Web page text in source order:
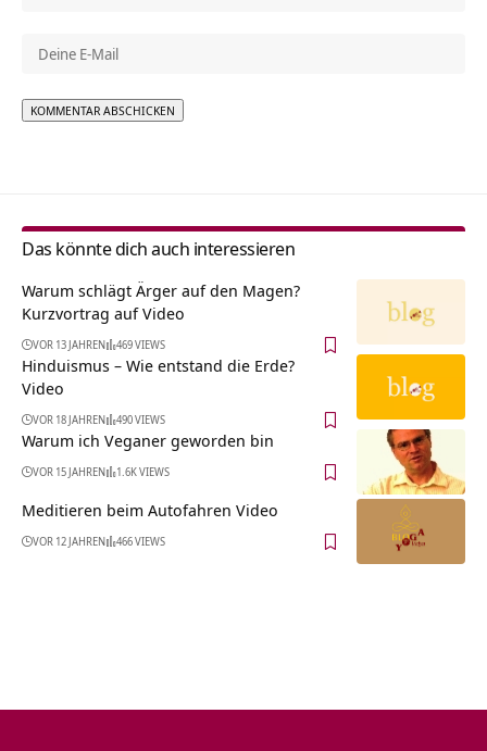
Das könnte dich auch interessieren
Warum schlägt Ärger auf den Magen?
Kurzvortrag auf Video
VOR 13 JAHREN 469 VIEWS
Hinduismus – Wie entstand die Erde?
Video
VOR 18 JAHREN 490 VIEWS
Warum ich Veganer geworden bin
VOR 15 JAHREN 1.6K VIEWS
Meditieren beim Autofahren Video
VOR 12 JAHREN 466 VIEWS